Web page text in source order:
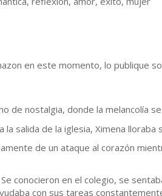
en este momento, lo publique
de nostalgia, donde la melancolía
la salida de la iglesia, Ximena
de un ataque al corazón
conocieron en el colegio, se
con sus tareas